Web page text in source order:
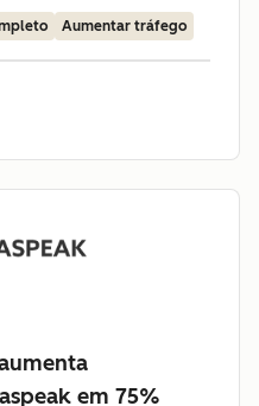
Aumentar tráfego
em 75%